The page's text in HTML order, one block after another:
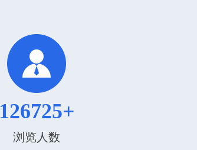
126725+
浏览人数